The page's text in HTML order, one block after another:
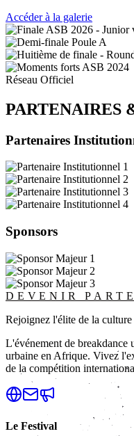
Accéder à la galerie
Réseau Officiel
PARTENAIRES
Partenaires
Sponsors
DEVENIR
Rejoignez l'élite de la
L'événement de
urbaine en Afrique. Vivez
de la compétition
Le Festival